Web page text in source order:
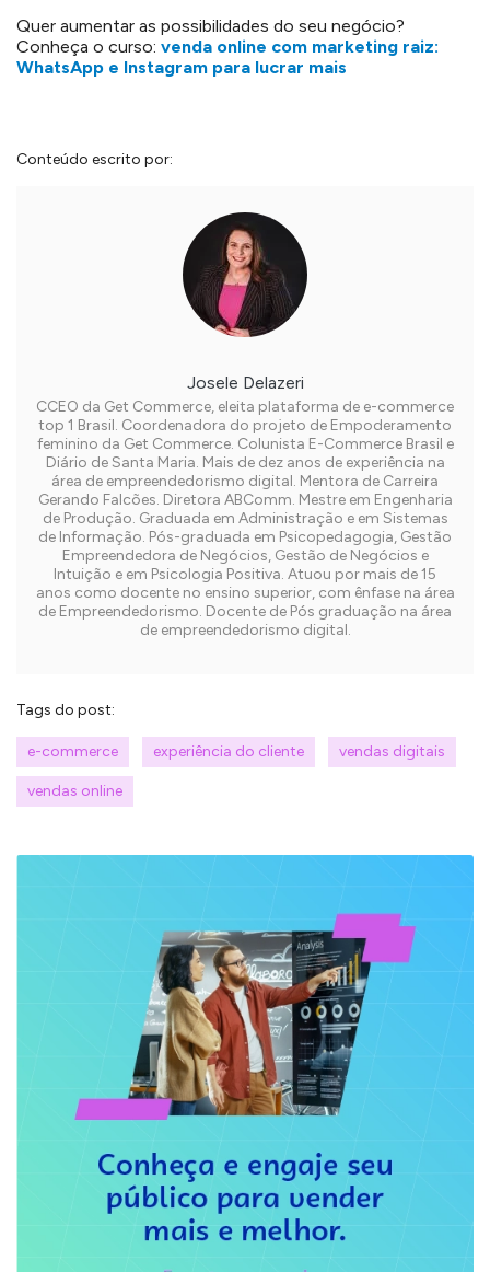
Quer aumentar as possibilidades do seu negócio?
Conheça o curso: venda online com marketing raiz:
WhatsApp e Instagram para lucrar mais
Conteúdo escrito por:
Josele Delazeri
CCEO da Get Commerce, eleita plataforma de e-commerce
top 1 Brasil. Coordenadora do projeto de Empoderamento
feminino da Get Commerce. Colunista E-Commerce Brasil e
Diário de Santa Maria. Mais de dez anos de experiência na
área de empreendedorismo digital. Mentora de Carreira
Gerando Falcões. Diretora ABComm. Mestre em Engenharia
de Produção. Graduada em Administração e em Sistemas
de Informação. Pós-graduada em Psicopedagogia, Gestão
Empreendedora de Negócios, Gestão de Negócios e
Intuição e em Psicologia Positiva. Atuou por mais de 15
anos como docente no ensino superior, com ênfase na área
de Empreendedorismo. Docente de Pós graduação na área
de empreendedorismo digital.
Tags do post:
e-commerce experiência do cliente vendas digitais
vendas online